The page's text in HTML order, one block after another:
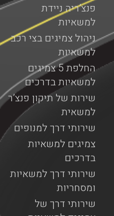
פנצ’ריה ניידת
למשאיות
ניהול צמיגים בצי רכב
למשאיות
החלפת 5 צמיגים
למשאיות בדרכים
שירות של תיקון פנצ’ר
למשאית
שירותי דרך למנופים
צמיגים למשאיות
בדרכים
שירותי דרך למשאיות
ומסחריות
שירותי דרך של